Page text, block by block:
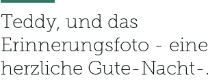
Teddy, und das
Erinnerungsfoto - eine
herzliche Gute-Nacht-